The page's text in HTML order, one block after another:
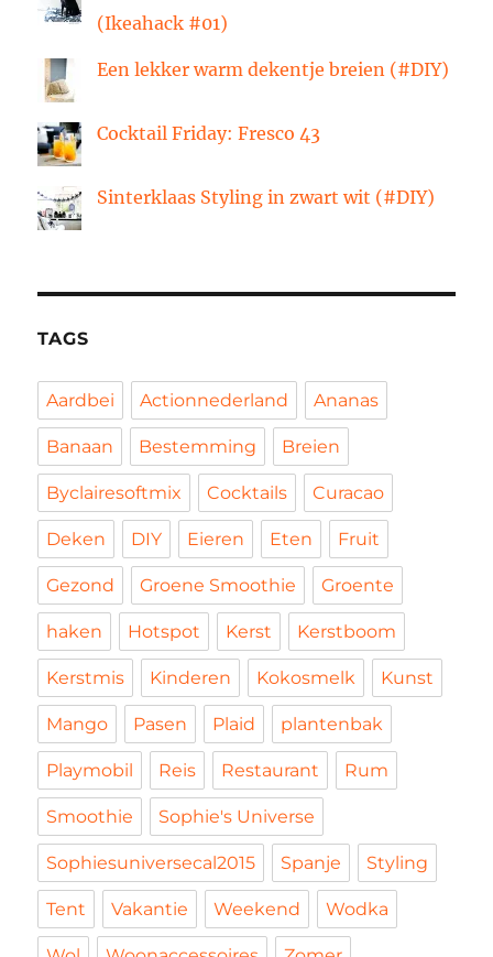
(Ikeahack #01)
Een lekker warm dekentje breien (#DIY)
Cocktail Friday: Fresco 43
Sinterklaas Styling in zwart wit (#DIY)
TAGS
Aardbei Actionnederland Ananas
Banaan Bestemming Breien
Byclairesoftmix Cocktails Curacao
Deken DIY Eieren Eten Fruit
Gezond Groene Smoothie Groente
haken Hotspot Kerst Kerstboom
Kerstmis Kinderen Kokosmelk Kunst
Mango Pasen Plaid plantenbak
Playmobil Reis Restaurant Rum
Smoothie Sophie's Universe
Sophiesuniversecal2015 Spanje Styling
Tent Vakantie Weekend Wodka